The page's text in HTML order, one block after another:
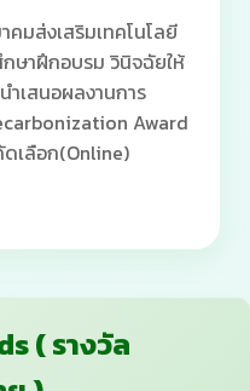
มส่งเสริมเทคโนโลยี
ษาฝึกอบรม วินิจฉัยให้
ำเสนอผลงานการ
Award
เลือก(Online)
( รางวัล